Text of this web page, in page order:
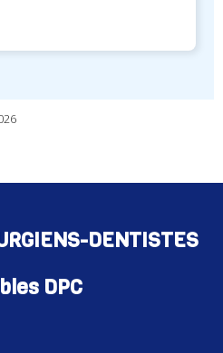
DENTISTES
DPC